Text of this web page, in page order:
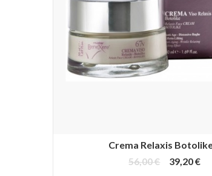
Crema Relaxis
56,00 €
39,20 €